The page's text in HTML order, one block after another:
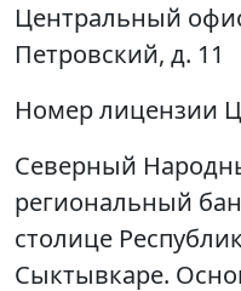
Центральный
Петровский, д. 11
Номер лицензии
Северный
региональный
столице
Сыктывкаре.